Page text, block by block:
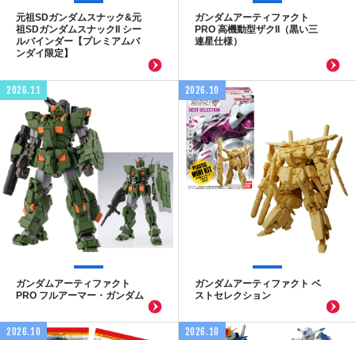
元祖SDガンダムスナック&元
祖SDガンダムスナックII シー
ルバインダー【プレミアムバ
ンダイ限定】
ガンダムアーティファクト
PRO 高機動型ザクII（黒い三
連星仕様）
2026.11
ガンダムアーティファクト
PRO フルアーマー・ガンダム
2026.10
ガンダムアーティファクト ベ
ストセレクション
2026.10 2026.10